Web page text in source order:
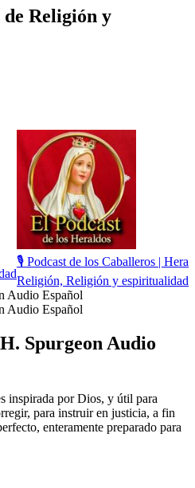
de Religión y
🎙️ Podcast de los Caballeros |
Religión, Religión y espiritualidad
Audio Español
Audio Español
Spurgeon Audio
inspirada por Dios, y útil para
para instruir en justicia, a fin
enteramente preparado para